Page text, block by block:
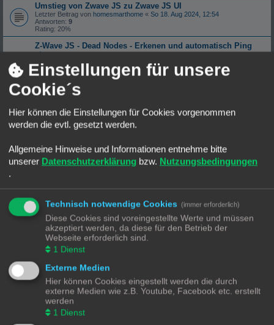
Umstieg von Zwave JS zu Zwave JS UI
Letzter Beitrag von homesmarthome « So 18. Aug 2024, 12:54
Antworten: 9
Rating: 20%
Z-Wave JS - Dead Nodes - Erkenen und automatisch Ping
absetzen
Letzter Beitrag von «Fr 7. Jun 2024, 08:30
Antworten: 3
Rating: 33.33%
Z-Wave 700/800 Batterie Lebensdauer & Reichweite
Letzter Beitrag vonOsorkon« So 12. Mai 2024, 15:35
Antworten:
Rating: 6.67%
Es funktioniert, aber mache ich es richtig?
Letzter Beitrag von TheBermud « Fr 19. Apr 2024, 13:47
Antworten:4
Shelly Wave 2PM extreme Werte
Letzter Beitrag von
Antworten: 1
Z-Wave Probleme
Letzter Beitrag vonOsorkon« So 18. Feb 2024, 16:32
Antworten:21
Fibaro The Heat Controller
Letzter Beitrag von Osorkon« Do 15. Feb 2024, 19:50
Antworten:30 1
Rating: 26.67%
Aeotec Z-Stick 7 - Neue Firmware verfügbar
Einstellungen für unsere
Cookie´s
Hier können die Einstellungen für Cookies vorgenommen
werden die evtl. gesetzt werden.
Allgemeine Hinweise und Informationen entnehme bitte
unserer Datenschutzerklärung bzw. Nutzungsbedingungen
.
Technisch notwendige Cookies (immer erforderlich)
Diese Cookies sind voreingestellte Werte und müssen
akzeptiert werden, da diese für den Betrieb der
Webseite erforderlich sind.
1 Dienst
Externe Medien
Hier können Cookies eingestellt werden die durch
externe Medien wie z.B. Youtube, Facebook etc. erstellt
werden
1 Dienst